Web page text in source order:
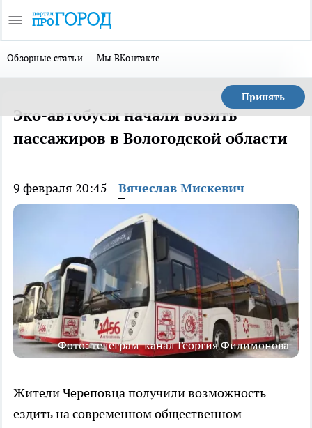
Обзорные статьи Мы ВКонтакте
Принять
Эко-автобусы начали возить
пассажиров в Вологодской области
9 февраля 20:45 Вячеслав Мискевич
Фото: телеграм-канал Георгия Филимонова
Жители Череповца получили возможность
ездить на современном общественном